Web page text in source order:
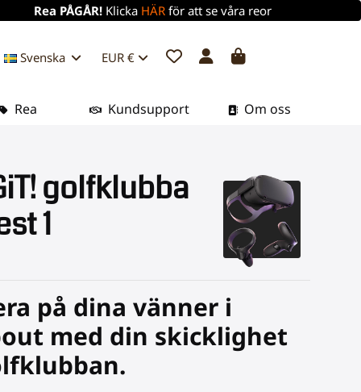
Rea PÅGÅR!Klicka HÄR för att se våra reor
EUR €
Svenska
Rea Om oss
Kundsupport
golfklubba
1
på dina vänner i
med din skicklighet